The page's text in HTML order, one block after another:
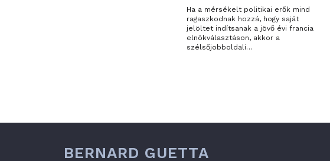
Ha a mérsékelt politikai erők mind
ragaszkodnak hozzá, hogy saját
jelöltet indítsanak a jövő évi francia
elnökválasztáson, akkor a
szélsőjobboldali…
BERNARD GUETTA